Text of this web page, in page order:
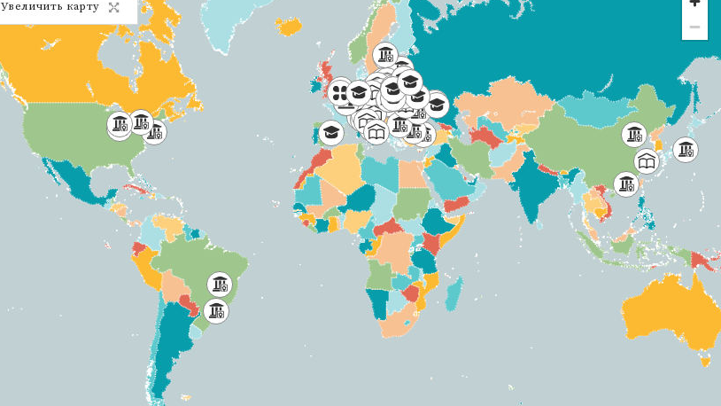
Увеличить карту